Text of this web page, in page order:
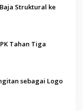
Struktural ke
Tahan Tiga
sebagai Logo